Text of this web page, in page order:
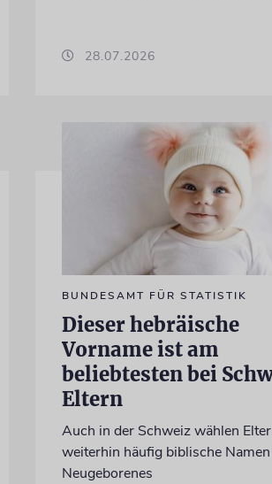
28.07.2026
BUNDESAMT FÜR STATISTIK
Dieser hebräische
Vorname ist am
beliebtesten bei
Eltern
Auch in der Schweiz wählen
weiterhin häufig biblische
Neugeborenes